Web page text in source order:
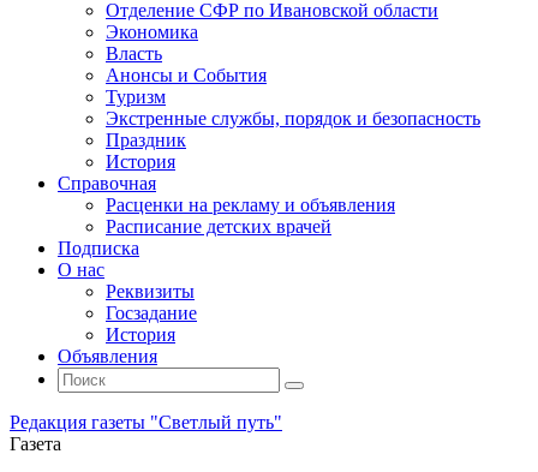
Отделение СФР по Ивановской области
Экономика
Власть
Анонсы и События
Туризм
Экстренные службы, порядок и безопасность
Праздник
История
Справочная
Расценки на рекламу и объявления
Расписание детских врачей
Подписка
О нас
Реквизиты
Госзадание
История
Объявления
Поиск
Искать:
Поиск
Редакция газеты "Светлый путь"
Газета